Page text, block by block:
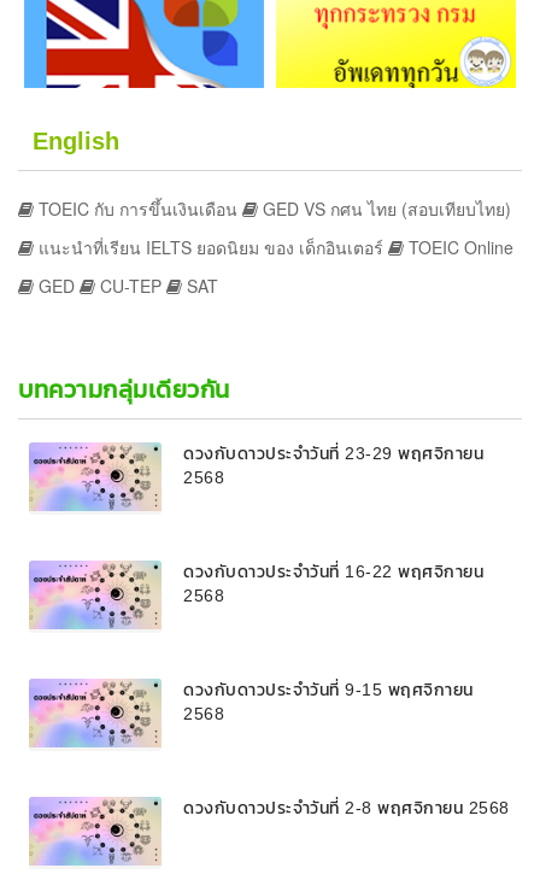
English
TOEIC กับ การขึ้นเงินเดือน
GED VS กศน ไทย (สอบเทียบไทย)
แนะนำที่เรียน IELTS ยอดนิยม ของ เด็กอินเตอร์
TOEIC Online
GED
CU-TEP SAT
บทความกลุ่มเดียวกัน
ดวงกับดาวประจำวันที่ 23-29 พฤศจิกายน
2568
ดวงกับดาวประจำวันที่ 16-22 พฤศจิกายน
2568
ดวงกับดาวประจำวันที่ 9-15 พฤศจิกายน
2568
ดวงกับดาวประจำวันที่ 2-8 พฤศจิกายน 2568